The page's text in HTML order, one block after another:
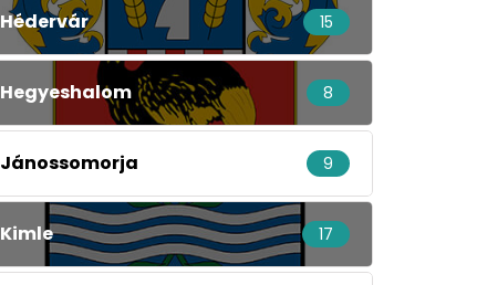
Hédervár 15
Hegyeshalom 8
Jánossomorja 9
Kimle 17